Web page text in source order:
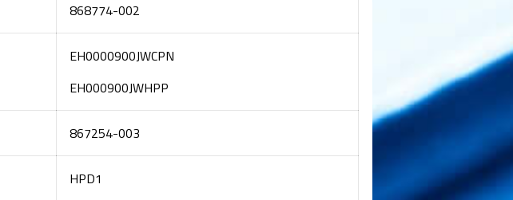
868774-002
EH0000900JWCPN
EH000900JWHPP
867254-003
HPD1